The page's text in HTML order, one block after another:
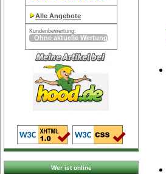
Alle Angebote
Kundenbewertung:
Wer ist online